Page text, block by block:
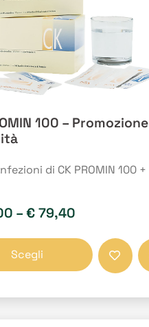
100 – Promozione
di CK PROMIN 100 +
– €79,40
Scegli
Questo
prodotto
più